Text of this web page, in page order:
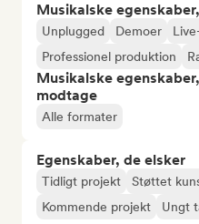
Musikalske
Unplugged Demoer
Professionel produktion
Musikalske
modtage
Alle formater
Egenskaber, de elsker
Tidligt projekt Støttet
Kommende projekt
Ungt